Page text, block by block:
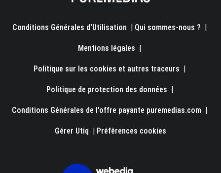
Conditions Générales d'Utilisation Qui sommes-nous ?
Mentions légales
Politique sur les cookies et autres traceurs
Politique de protection des données
Conditions Générales de l'offre payante puremedias.com
Gérer Utiq Préférences cookies